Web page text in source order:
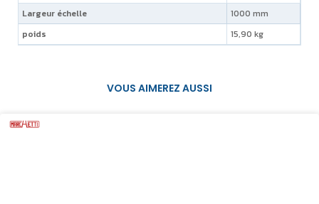
Largeur échelle
1000 mm
poids
15,90 kg
VOUS AIMEREZ AUSSI